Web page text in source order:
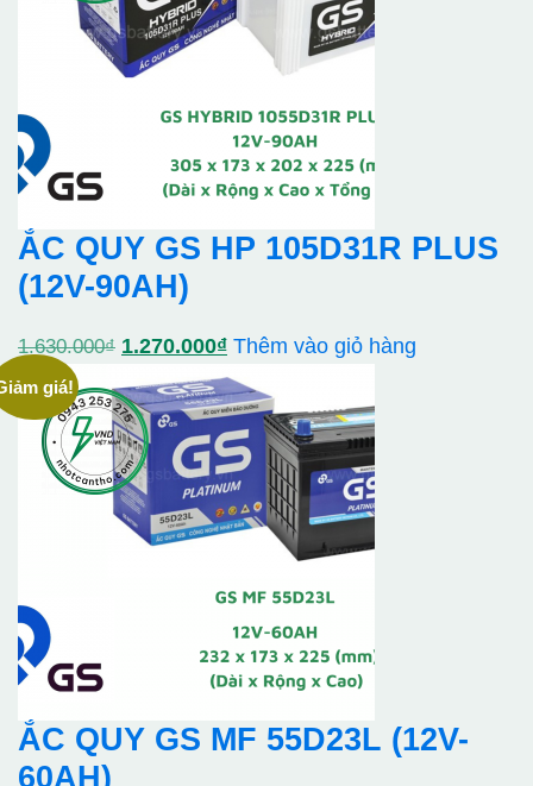
ẮC QUY GS HP 105D31R PLUS
(12V-90AH)
1.630.000₫ Giá
gốc
là:
1.630.000₫.
1.270.000₫Giá
hiện
tại
là:
1.270.000₫.
Thêm vào giỏ hàng
giá!
ẮC QUY GS MF 55D23L (12V-
60AH)